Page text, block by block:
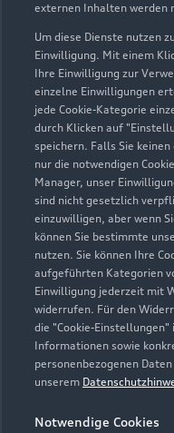
externen Inhalten werden
Um diese Dienste nutzen
Einwilligung. Mit einem
Ihre Einwilligung zur
einzelne Einwilligungen
jede Cookie-Kategorie
durch Klicken auf
speichern. Falls Sie
nur die notwendigen
Manager, unser
sind nicht gesetzlich
einzuwilligen, aber wenn
können Sie bestimmte
nutzen. Sie können Ihre
aufgeführten Kategorien
Einwilligung jederzeit mit
widerrufen. Für den
die "Cookie-
Informationen sowie
personenbezogenen
unserem
Notwendige Cookies
Geschlossen,
07:00
Modelle
Alle Modelle
Modelle vergleichen
Elektromodelle
Plug-in-Hybride
Kaufen & leasen
Neuwagensuche
Gebrauchtwagensuche
Gebrauchtwagen
Finanzierung
Service &
Saisonale Angebote
Support
Kundenservice